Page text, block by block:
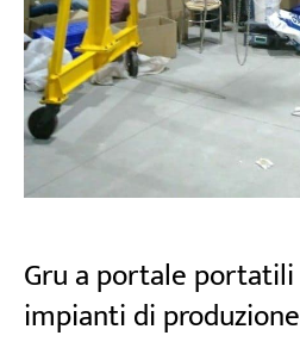
Gru a portale
impianti di produzione